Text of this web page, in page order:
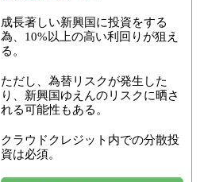
成長著しい新興国に投資をする
為、10%以上の高い利回りが狙え
る。
ただし、為替リスクが発生した
り、新興国ゆえんのリスクに晒さ
れる可能性もある。
クラウドクレジット内での分散投
資は必須。